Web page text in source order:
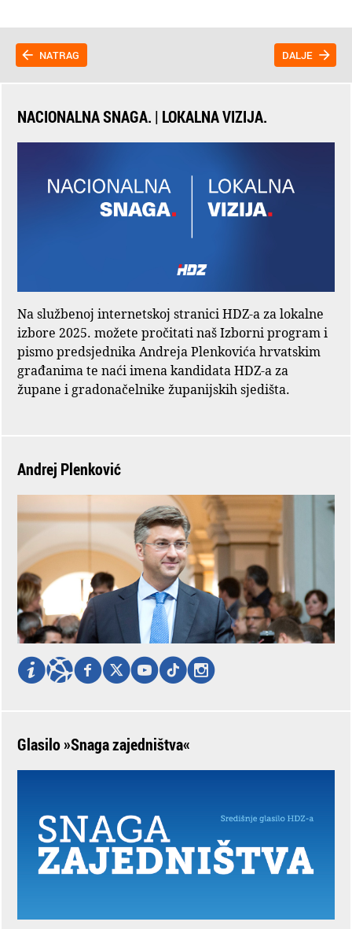
NATRAG DALJE
NACIONALNA SNAGA. | LOKALNA VIZIJA.
Na službenoj internetskoj stranici HDZ-a za lokalne
izbore 2025. možete pročitati naš Izborni program i
pismo predsjednika Andreja Plenkovića hrvatskim
građanima te naći imena kandidata HDZ-a za
župane i gradonačelnike županijskih sjedišta.
Andrej Plenković
Glasilo »Snaga zajedništva«